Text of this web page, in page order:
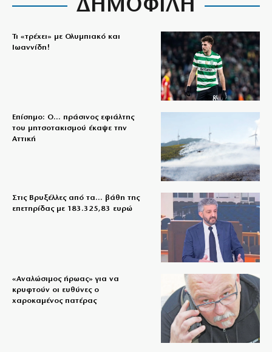
ΔΗΜΟΦΙΛΗ
Τι «τρέχει» με Ολυμπιακό και
Ιωαννίδη!
Επίσημο: Ο… πράσινος εφιάλτης
του μητσοτακισμού έκαψε την
Αττική
Στις Βρυξέλλες από τα… βάθη της
επετηρίδας με 183.325,83 ευρώ
«Aναλώσιμος ήρωας» για να
κρυφτούν οι ευθύνες ο
χαροκαμένος πατέρας